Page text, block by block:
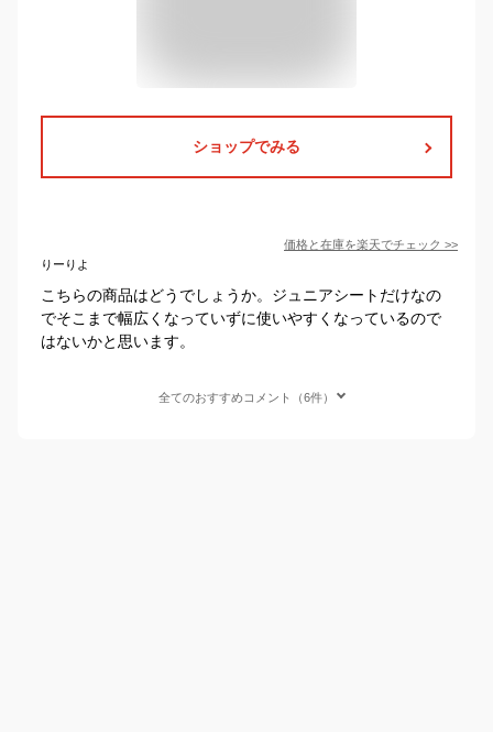
ショップでみる
価格と在庫を楽天でチェック >>
りーりよ
こちらの商品はどうでしょうか。ジュニアシートだけなの
でそこまで幅広くなっていずに使いやすくなっているので
はないかと思います。
全てのおすすめコメント（6件）